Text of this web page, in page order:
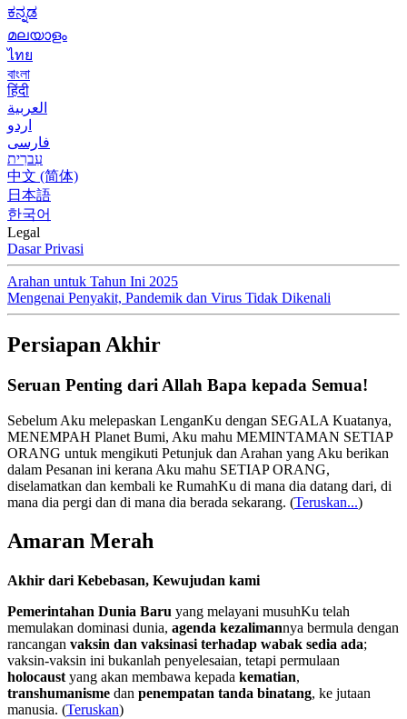
ಕನ್ನಡ
മലയാളം
ไทย
বাংলা
हिंदी
العربية
اردو
فارسی
עִברִית
中文 (简体)
日本語
한국어
Legal
Dasar Privasi
Arahan untuk Tahun Ini 2025
Mengenai Penyakit, Pandemik dan Virus Tidak Dikenali
Persiapan Akhir
Seruan Penting dari Allah Bapa kepada Semua!
Sebelum Aku melepaskan LenganKu dengan SEGALA Kuatanya,
MENEMPAH Planet Bumi, Aku mahu MEMINTAMAN SETIAP
ORANG untuk mengikuti Petunjuk dan Arahan yang Aku berikan
dalam Pesanan ini kerana Aku mahu SETIAP ORANG,
diselamatkan dan kembali ke RumahKu di mana dia datang dari, di
mana dia pergi dan di mana dia berada sekarang. (Teruskan...)
Amaran Merah
Akhir dari Kebebasan, Kewujudan kami
Pemerintahan Dunia Baru yang melayani musuhKu telah
memulakan dominasi dunia, agenda kezalimannya bermula dengan
rancangan vaksin dan vaksinasi terhadap wabak sedia ada;
vaksin-vaksin ini bukanlah penyelesaian, tetapi permulaan
holocaust yang akan membawa kepada kematian,
transhumanisme dan penempatan tanda binatang, ke jutaan
manusia. (Teruskan)